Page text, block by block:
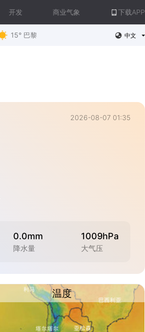
开发 商业气象 下载APP
15° 巴黎 中文
2026-08-07 01:35
0.0mm
降水量
1009hPa
大气压
温度